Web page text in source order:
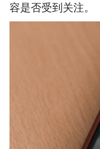
容是否受到关注。